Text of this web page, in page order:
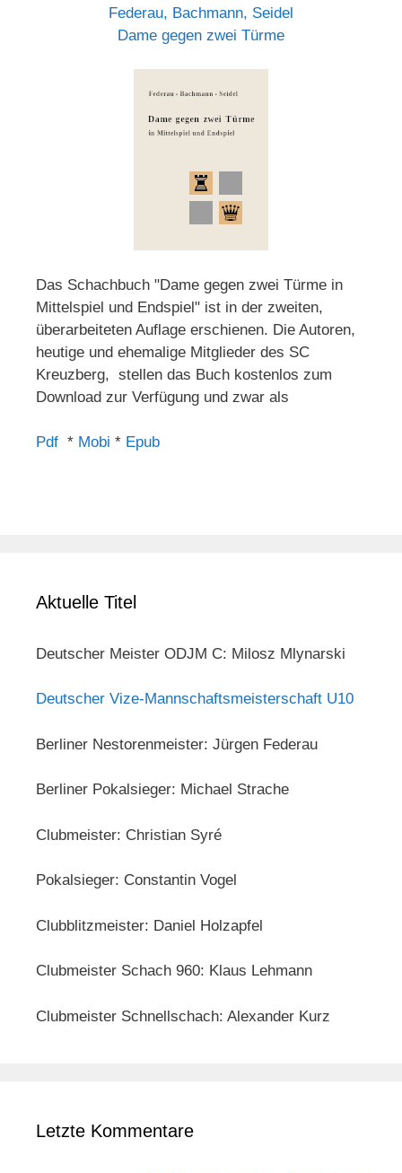
Federau, Bachmann, Seidel
Dame gegen zwei Türme
Das Schachbuch "Dame gegen zwei Türme in
Mittelspiel und Endspiel" ist in der zweiten,
überarbeiteten Auflage erschienen. Die Autoren,
heutige und ehemalige Mitglieder des SC
Kreuzberg, stellen das Buch kostenlos zum
Download zur Verfügung und zwar als
Pdf * Mobi * Epub
Aktuelle Titel
Deutscher Meister ODJM C: Milosz Mlynarski
Deutscher Vize-Mannschaftsmeisterschaft U10
Berliner Nestorenmeister: Jürgen Federau
Berliner Pokalsieger: Michael Strache
Clubmeister: Christian Syré
Pokalsieger: Constantin Vogel
Clubblitzmeister: Daniel Holzapfel
Clubmeister Schach 960: Klaus Lehmann
Clubmeister Schnellschach: Alexander Kurz
Letzte Kommentare